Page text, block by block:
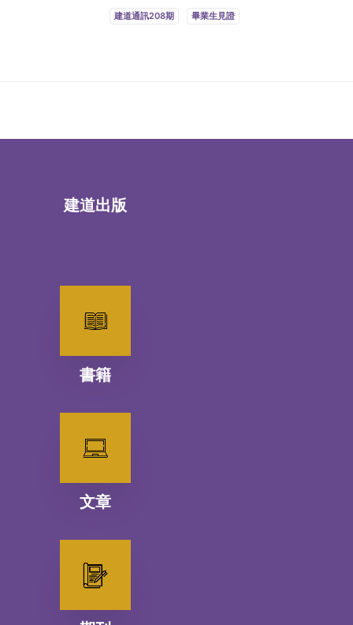
建道通訊208期 畢業生見證
建道出版
書籍
文章